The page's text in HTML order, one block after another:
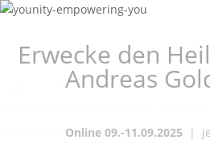
Erwecke den
Andreas
Online 09.-11.09.2025 |